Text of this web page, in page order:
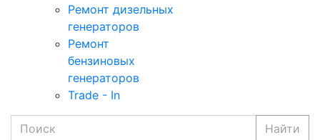
Ремонт дизельных
генераторов
Ремонт
бензиновых
генераторов
Trade - In
Найти